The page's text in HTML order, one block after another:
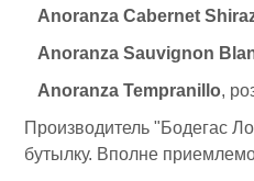
Anoranza Cabernet
Anoranza Sauvignon
Anoranza Tempranillo,
Производитель "Бодегас
бутылку. Вполне